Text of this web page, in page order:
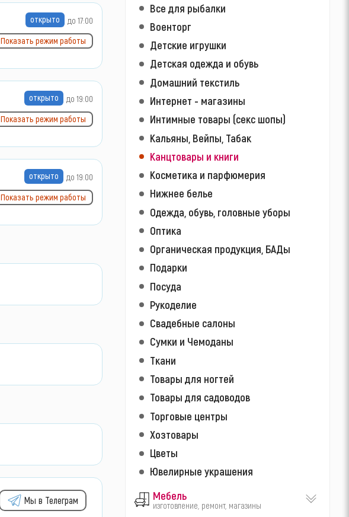
открыто
до 17:00
Показать режим работы
открыто
до 19:00
Показать режим работы
открыто
до 19:00
Показать режим работы
Мы в Телеграм
Все для рыбалки
Военторг
Детские игрушки
Детская одежда и обувь
Домашний текстиль
Интернет - магазины
Интимные товары (секс шопы)
Кальяны, Вейпы, Табак
Канцтовары и книги
Косметика и парфюмерия
Нижнее белье
Одежда, обувь, головные уборы
Оптика
Органическая продукция, БАДы
Подарки
Посуда
Рукоделие
Свадебные салоны
Сумки и Чемоданы
Ткани
Товары для ногтей
Товары для садоводов
Торговые центры
Хозтовары
Цветы
Ювелирные украшения
Мебель
изготовление, ремонт, магазины